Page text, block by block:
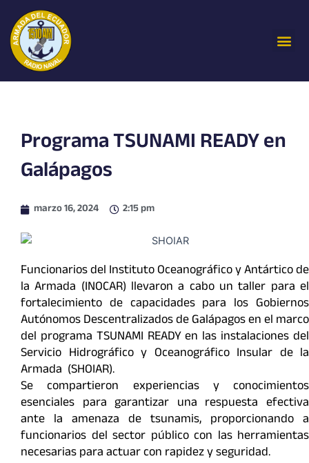
contenido
Programa TSUNAMI READY en
Galápagos
marzo 16, 2024 2:15 pm
Funcionarios del Instituto Oceanográfico y Antártico de
la Armada (INOCAR) llevaron a cabo un taller para el
fortalecimiento de capacidades para los Gobiernos
Autónomos Descentralizados de Galápagos en el marco
del programa TSUNAMI READY en las instalaciones del
Servicio Hidrográfico y Oceanográfico Insular de la
Armada (SHOIAR).
Se compartieron experiencias y conocimientos
esenciales para garantizar una respuesta efectiva
ante la amenaza de tsunamis, proporcionando a
funcionarios del sector público con las herramientas
necesarias para actuar con rapidez y seguridad.